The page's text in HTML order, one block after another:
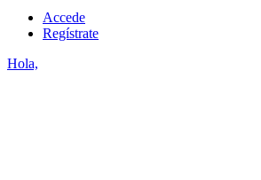
Accede
Regístrate
Hola,